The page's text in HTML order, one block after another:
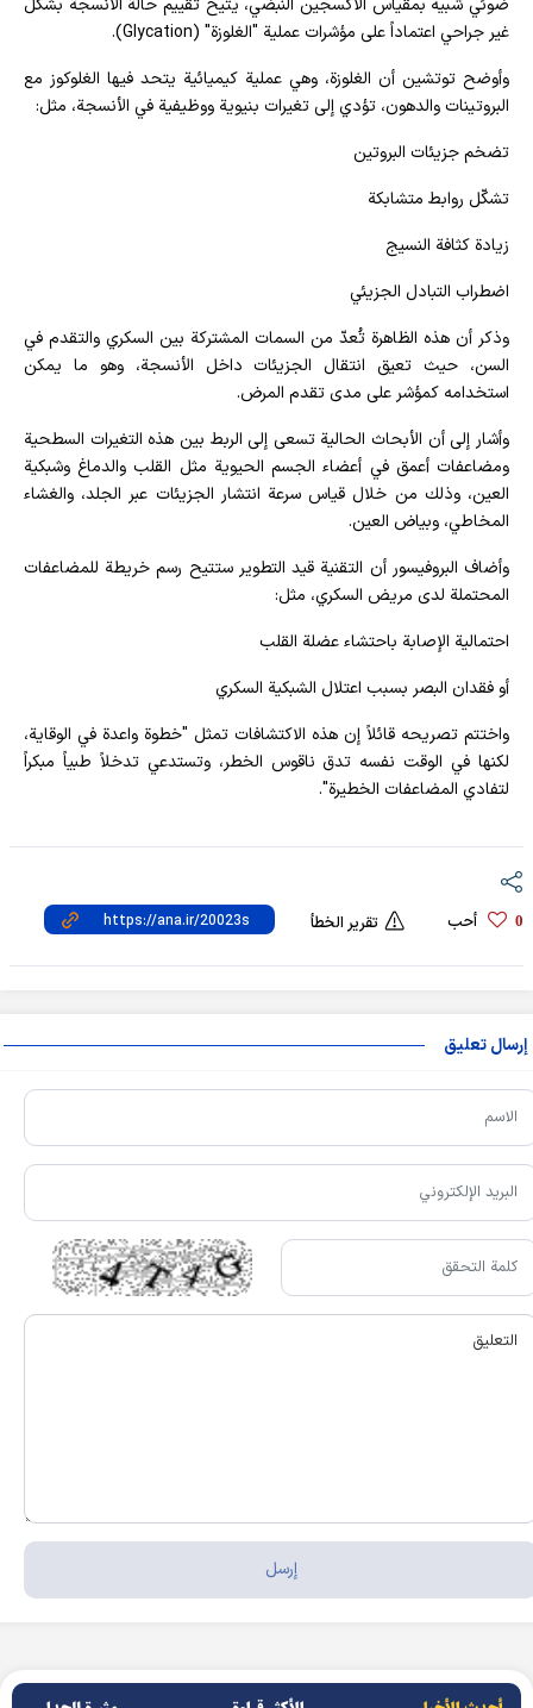
ضوئي شبيه بمقياس الأكسجين النبضي، يتيح تقييم حالة الأنسجة بشكل
غير جراحي اعتماداً على مؤشرات عملية "الغلوزة" (Glycation).
وأوضح توتشين أن الغلوزة، وهي عملية كيميائية يتحد فيها الغلوكوز مع
البروتينات والدهون، تؤدي إلى تغيرات بنيوية ووظيفية في الأنسجة، مثل:
تضخم جزيئات البروتين
تشكّل روابط متشابكة
زيادة كثافة النسيج
اضطراب التبادل الجزيئي
وذكر أن هذه الظاهرة تُعدّ من السمات المشتركة بين السكري والتقدم في
السن، حيث تعيق انتقال الجزيئات داخل الأنسجة، وهو ما يمكن
استخدامه كمؤشر على مدى تقدم المرض.
وأشار إلى أن الأبحاث الحالية تسعى إلى الربط بين هذه التغيرات السطحية
ومضاعفات أعمق في أعضاء الجسم الحيوية مثل القلب والدماغ وشبكية
العين، وذلك من خلال قياس سرعة انتشار الجزيئات عبر الجلد، والغشاء
المخاطي، وبياض العين.
وأضاف البروفيسور أن التقنية قيد التطوير ستتيح رسم خريطة للمضاعفات
المحتملة لدى مريض السكري، مثل:
احتمالية الإصابة باحتشاء عضلة القلب
أو فقدان البصر بسبب اعتلال الشبكية السكري
واختتم تصريحه قائلاً إن هذه الاكتشافات تمثل "خطوة واعدة في الوقاية،
لكنها في الوقت نفسه تدق ناقوس الخطر، وتستدعي تدخلاً طبياً مبكراً
لتفادي المضاعفات الخطيرة".
0 أحب تقرير الخطأ
إرسال تعليق